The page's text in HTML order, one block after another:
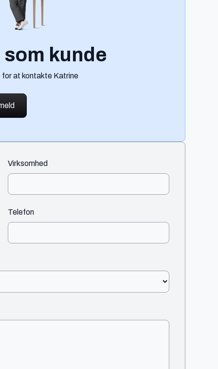
kunde
for at kontakte Katrine
Virksomhed
Telefon